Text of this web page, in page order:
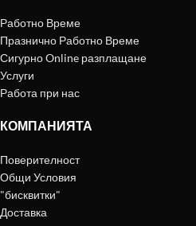
Работно Време
Празнично Работно Време
Сигурно Online разплащане
Услуги
Работа при нас
КОМПАНИЯТА
Поверителност
Общи Условия
"бисквитки"
Доставка